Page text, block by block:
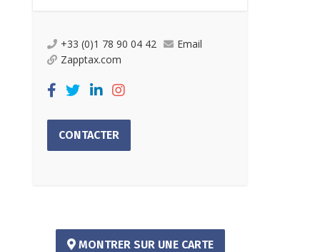
+33 (0)1 78 90 04 42
Email
Zapptax.com
CONTACTER
MONTRER SUR UNE CARTE